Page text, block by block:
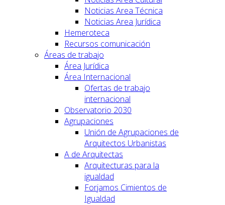
Noticias Area Técnica
Noticias Area Jurídica
Hemeroteca
Recursos comunicación
Áreas de trabajo
Área Jurídica
Área Internacional
Ofertas de trabajo
internacional
Observatorio 2030
Agrupaciones
Unión de Agrupaciones de
Arquitectos Urbanistas
A de Arquitectas
Arquitecturas para la
igualdad
Forjamos Cimientos de
Igualdad